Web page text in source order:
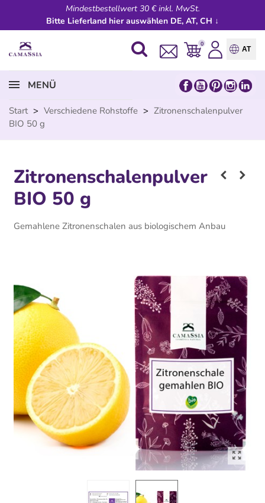
Mindestbestellwert 30 € inkl. MwSt.
Bitte Lieferland hier auswählen DE, AT, CH ↓
0
AT
MENÜ
Start > Verschiedene Rohstoffe > Zitronenschalenpulver
BIO 50 g
Zitronenschalenpulver
BIO 50 g
Gemahlene Zitronenschalen aus biologischem Anbau